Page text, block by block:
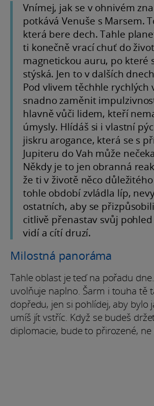
Vnímej, jak se v ohnivém
potkává Venuše s Marsem.
která bere dech. Tahle
ti konečně vrací chuť do
magnetickou auru, po které
stýská. Jen to v dalších
Pod vlivem těchhle rychlých
snadno zaměnit
hlavně vůči lidem, kteří
úmysly. Hlídáš si i vlastní
jiskru arogance, která se s
Jupiteru do Vah může
Někdy je to jen obranná
že ti v životě něco
tohle období zvládla líp,
ostatních, aby se
citlivě přenastav svůj
vidí a cítí druzí.
Milostná panoráma
Tahle oblast je teď na pořadu
uvolňuje naplno. Šarm i touha tě
dopředu, jen si pohlídej, aby bylo
umíš jít vstříc. Když se budeš
diplomacie, bude to přirozené, ne